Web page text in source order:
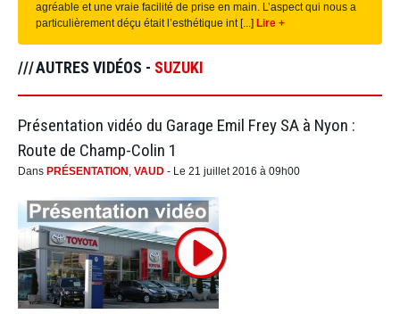
agréable et une vraie facilité de prise en main. L’aspect qui nous a
particulièrement déçu était l’esthétique int [...] Lire +
AUTRES VIDÉOS - SUZUKI
Présentation vidéo du Garage Emil Frey SA à Nyon :
Route de Champ-Colin 1
Dans PRÉSENTATION , VAUD - Le 21 juillet 2016 à 09h00